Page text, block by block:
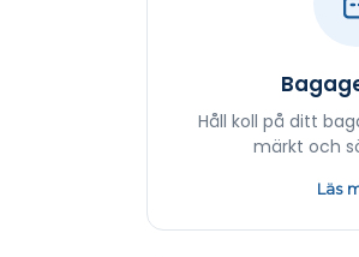
Håll koll på ditt
märkt och
Läs